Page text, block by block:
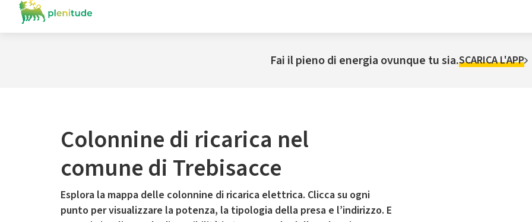
Fai il pieno di energia ovunque tu sia.SCARICA L'APP
Colonnine di ricarica nel
comune di Trebisacce
Esplora la mappa delle colonnine di ricarica elettrica. Clicca su ogni
punto per visualizzare la potenza, la tipologia della presa e l’indirizzo. E